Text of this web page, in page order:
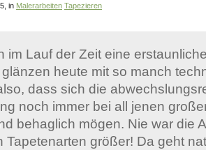
in Malerarbeiten Tapezieren
im Lauf der Zeit eine
heute mit so manch
dass sich die
noch immer bei all jenen
behaglich mögen. Nie war die
Tapetenarten größer! Da geht